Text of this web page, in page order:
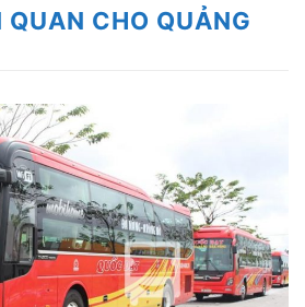
QUAN CHO QUẢNG